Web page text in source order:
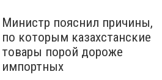
Министр пояснил причины,
по которым казахстанские
товары порой дороже
импортных